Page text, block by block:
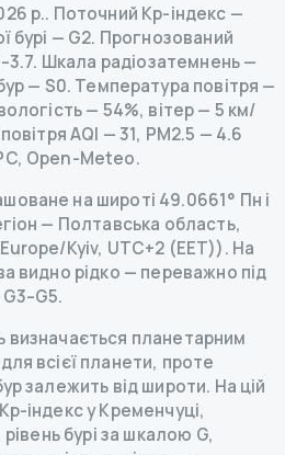
р.. Поточний Kp-індекс —
бурі — G2. Прогнозований
Шкала радіозатемнень—
— S0. Температура повітря —
— 54%, вітер — 5 км/
AQI — 31, PM2.5 — 4.6
Open-Meteo.
на широті 49.0661° Пн і
— Полтавська область,
Kyiv, UTC+2 (EET)). На
видно рідко — переважно під
визначається планетарним
всієї планети, проте
залежить від широти. На цій
індекс у Кременчуці,
бурі за шкалою G,